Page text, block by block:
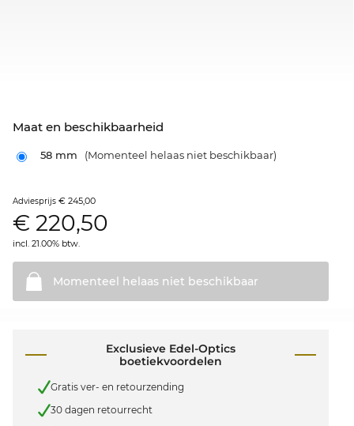
Maat en beschikbaarheid
58 mm (Momenteel helaas niet beschikbaar)
Adviesprijs € 245,00
€ 220,50
incl. 21.00% btw.
Momenteel helaas niet beschikbaar
Exclusieve Edel-Optics
boetiekvoordelen
Gratis ver- en retourzending
30 dagen retourrecht